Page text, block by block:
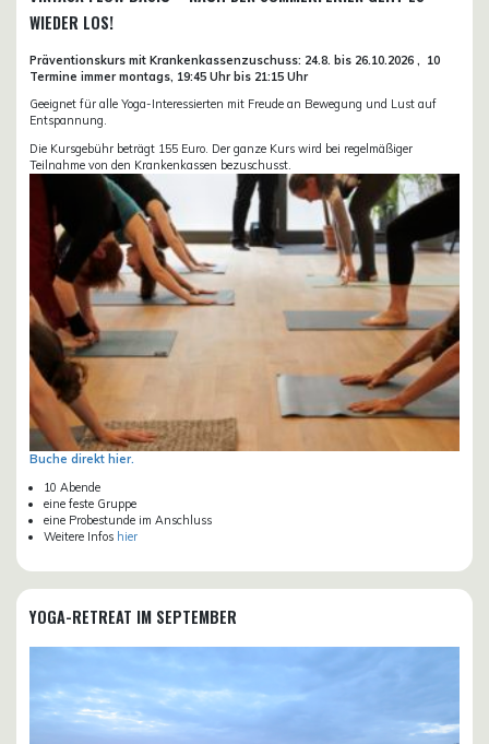
WIEDER LOS!
Präventionskurs mit Krankenkassenzuschuss: 24.8. bis 26.10.2026 , 10
Termine immer montags, 19:45 Uhr bis 21:15 Uhr
Geeignet für alle Yoga-Interessierten mit Freude an Bewegung und Lust auf
Entspannung.
Die Kursgebühr beträgt 155 Euro. Der ganze Kurs wird bei regelmäßiger
Teilnahme von den Krankenkassen bezuschusst.
Buche direkt hier.
10 Abende
eine feste Gruppe
eine Probestunde im Anschluss
Weitere Infos hier
YOGA-RETREAT IM SEPTEMBER